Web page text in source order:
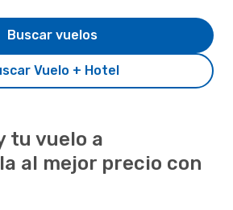
Vuelo + Hotel
Buscar vuelos
tu vuelo a
al mejor precio con